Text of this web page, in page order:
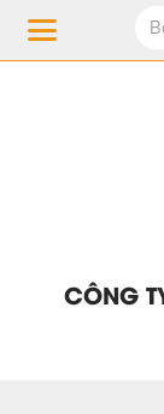
CÔNG